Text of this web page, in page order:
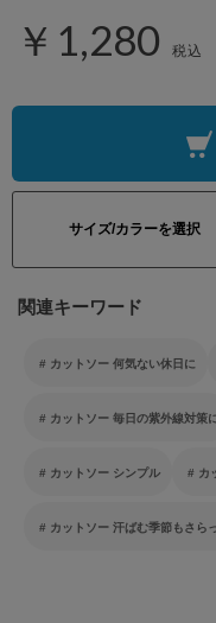
￥1,280 税込
サイズ/カラーを選択
関連キーワード
カットソー 何気ない休日に
カットソー 毎日の紫外線対策
カットソー シンプル カ
カットソー 汗ばむ季節もさら